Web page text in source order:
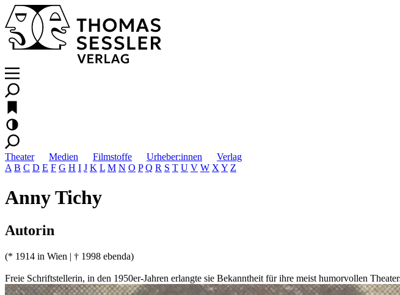
Theater Medien Filmstoffe Urheber:innen
Verlag
A B C D E F G H I J K L M N O P Q R S T U V W X Y Z
Anny Tichy
Autorin
(* 1914 in Wien | † 1998 ebenda)
Freie Schriftstellerin, in den 1950er-Jahren erlangte sie Bekanntheit für ihre meist humorvollen